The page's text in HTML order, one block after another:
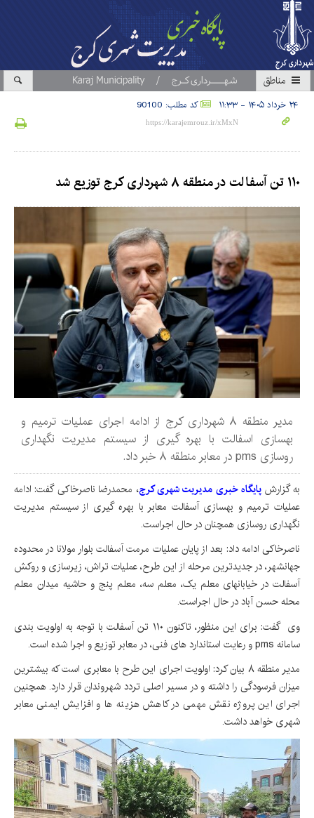
مناطق
۲۴ خرداد ۱۴۰۵ - ۱۱:۳۳ کد مطلب: 90100
۱۱۰ تن آسفالت در منطقه ۸ شهرداری کرج توزیع شد
مدیر منطقه ۸ شهرداری کرج از ادامه اجرای عملیات ترمیم و
بهسازی اسفالت با بهره گیری از سیستم مدیریت نگهداری
روسازی pms در معابر منطقه ۸ خبر داد.
به گزارش پایگاه خبری مدیریت شهری کرج، محمدرضا ناصرخاکی گفت: ادامه
عملیات ترمیم و بهسازی آسفالت معابر با بهره گیری از سیستم مدیریت
نگهداری روسازی همچنان در حال اجراست.
ناصرخاکی ادامه داد: بعد از پایان عملیات مرمت آسفالت بلوار مولانا در محدوده
جهانشهر، در جدیدترین مرحله از این طرح، عملیات تراش، زیرسازی و روکش
آسفالت در خیابانهای معلم یک، معلم سه، معلم پنج و حاشیه میدان معلم
محله حسن آباد در حال اجراست.
وی گفت: برای این منظور، تاکنون ۱۱۰ تن آسفالت با توجه به اولویت بندی
سامانه pms و رعایت استاندارد های فنی، در معابر توزیع و اجرا شده است.
مدیر منطقه ۸ بیان کرد: اولویت اجرای این طرح با معابری است که بیشترین
میزان فرسودگی را داشته و در مسیر اصلی تردد شهروندان قرار دارد. همچنین
اجرای این پروژه نقش مهمی در کاهش هزینه ها و افزایش ایمنی معابر
شهری خواهد داشت.